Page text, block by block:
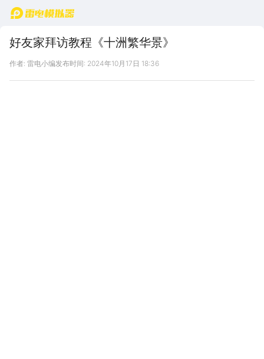
首页
好友家拜访教程《十洲繁华景》
作者: 雷电小编发布时间: 2024年10月17日 18:36